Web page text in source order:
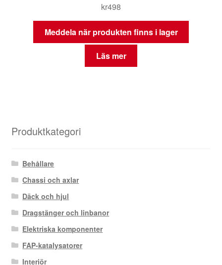
kr498
Meddela när produkten finns i lager
Läs mer
Produktkategori
Behållare
Chassi och axlar
Däck och hjul
Dragstänger och linbanor
Elektriska komponenter
FAP-katalysatorer
Interiör